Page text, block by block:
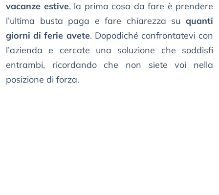
vacanze estive, la prima cosa da fare è prendere
l’ultima busta paga e fare chiarezza su quanti
giorni di ferie avete. Dopodiché confrontatevi con
l’azienda e cercate una soluzione che soddisfi
entrambi, ricordando che non siete voi nella
posizione di forza.